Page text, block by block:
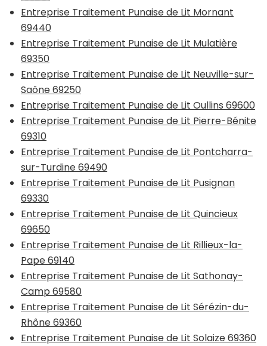
Entreprise Traitement Punaise de Lit Mornant
69440
Entreprise Traitement Punaise de Lit Mulatière
69350
Entreprise Traitement Punaise de Lit Neuville-sur-
Saône 69250
Entreprise Traitement Punaise de Lit Oullins 69600
Entreprise Traitement Punaise de Lit Pierre-Bénite
69310
Entreprise Traitement Punaise de Lit Pontcharra-
sur-Turdine 69490
Entreprise Traitement Punaise de Lit Pusignan
69330
Entreprise Traitement Punaise de Lit Quincieux
69650
Entreprise Traitement Punaise de Lit Rillieux-la-
Pape 69140
Entreprise Traitement Punaise de Lit Sathonay-
Camp 69580
Entreprise Traitement Punaise de Lit Sérézin-du-
Rhône 69360
Entreprise Traitement Punaise de Lit Solaize 69360